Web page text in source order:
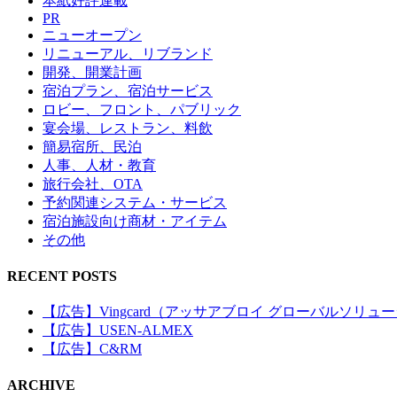
PR
ニューオープン
リニューアル、リブランド
開発、開業計画
宿泊プラン、宿泊サービス
ロビー、フロント、パブリック
宴会場、レストラン、料飲
簡易宿所、民泊
人事、人材・教育
旅行会社、OTA
予約関連システム・サービス
宿泊施設向け商材・アイテム
その他
RECENT POSTS
【広告】Vingcard（アッサアブロイ グローバルソリュ
【広告】USEN-ALMEX
【広告】C&RM
ARCHIVE